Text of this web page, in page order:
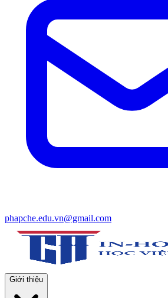
phapche.edu.vn@gmail.com
Giới thiệu